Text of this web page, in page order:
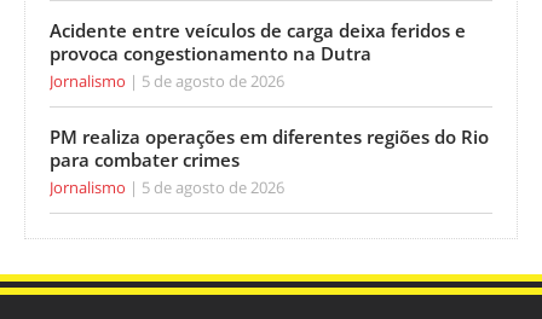
Acidente entre veículos de carga deixa feridos e
provoca congestionamento na Dutra
Jornalismo 5 de agosto de 2026
PM realiza operações em diferentes regiões do Rio
para combater crimes
Jornalismo 5 de agosto de 2026